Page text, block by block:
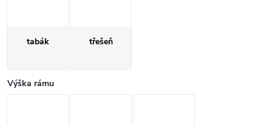
tabák třešeň
Výška rámu